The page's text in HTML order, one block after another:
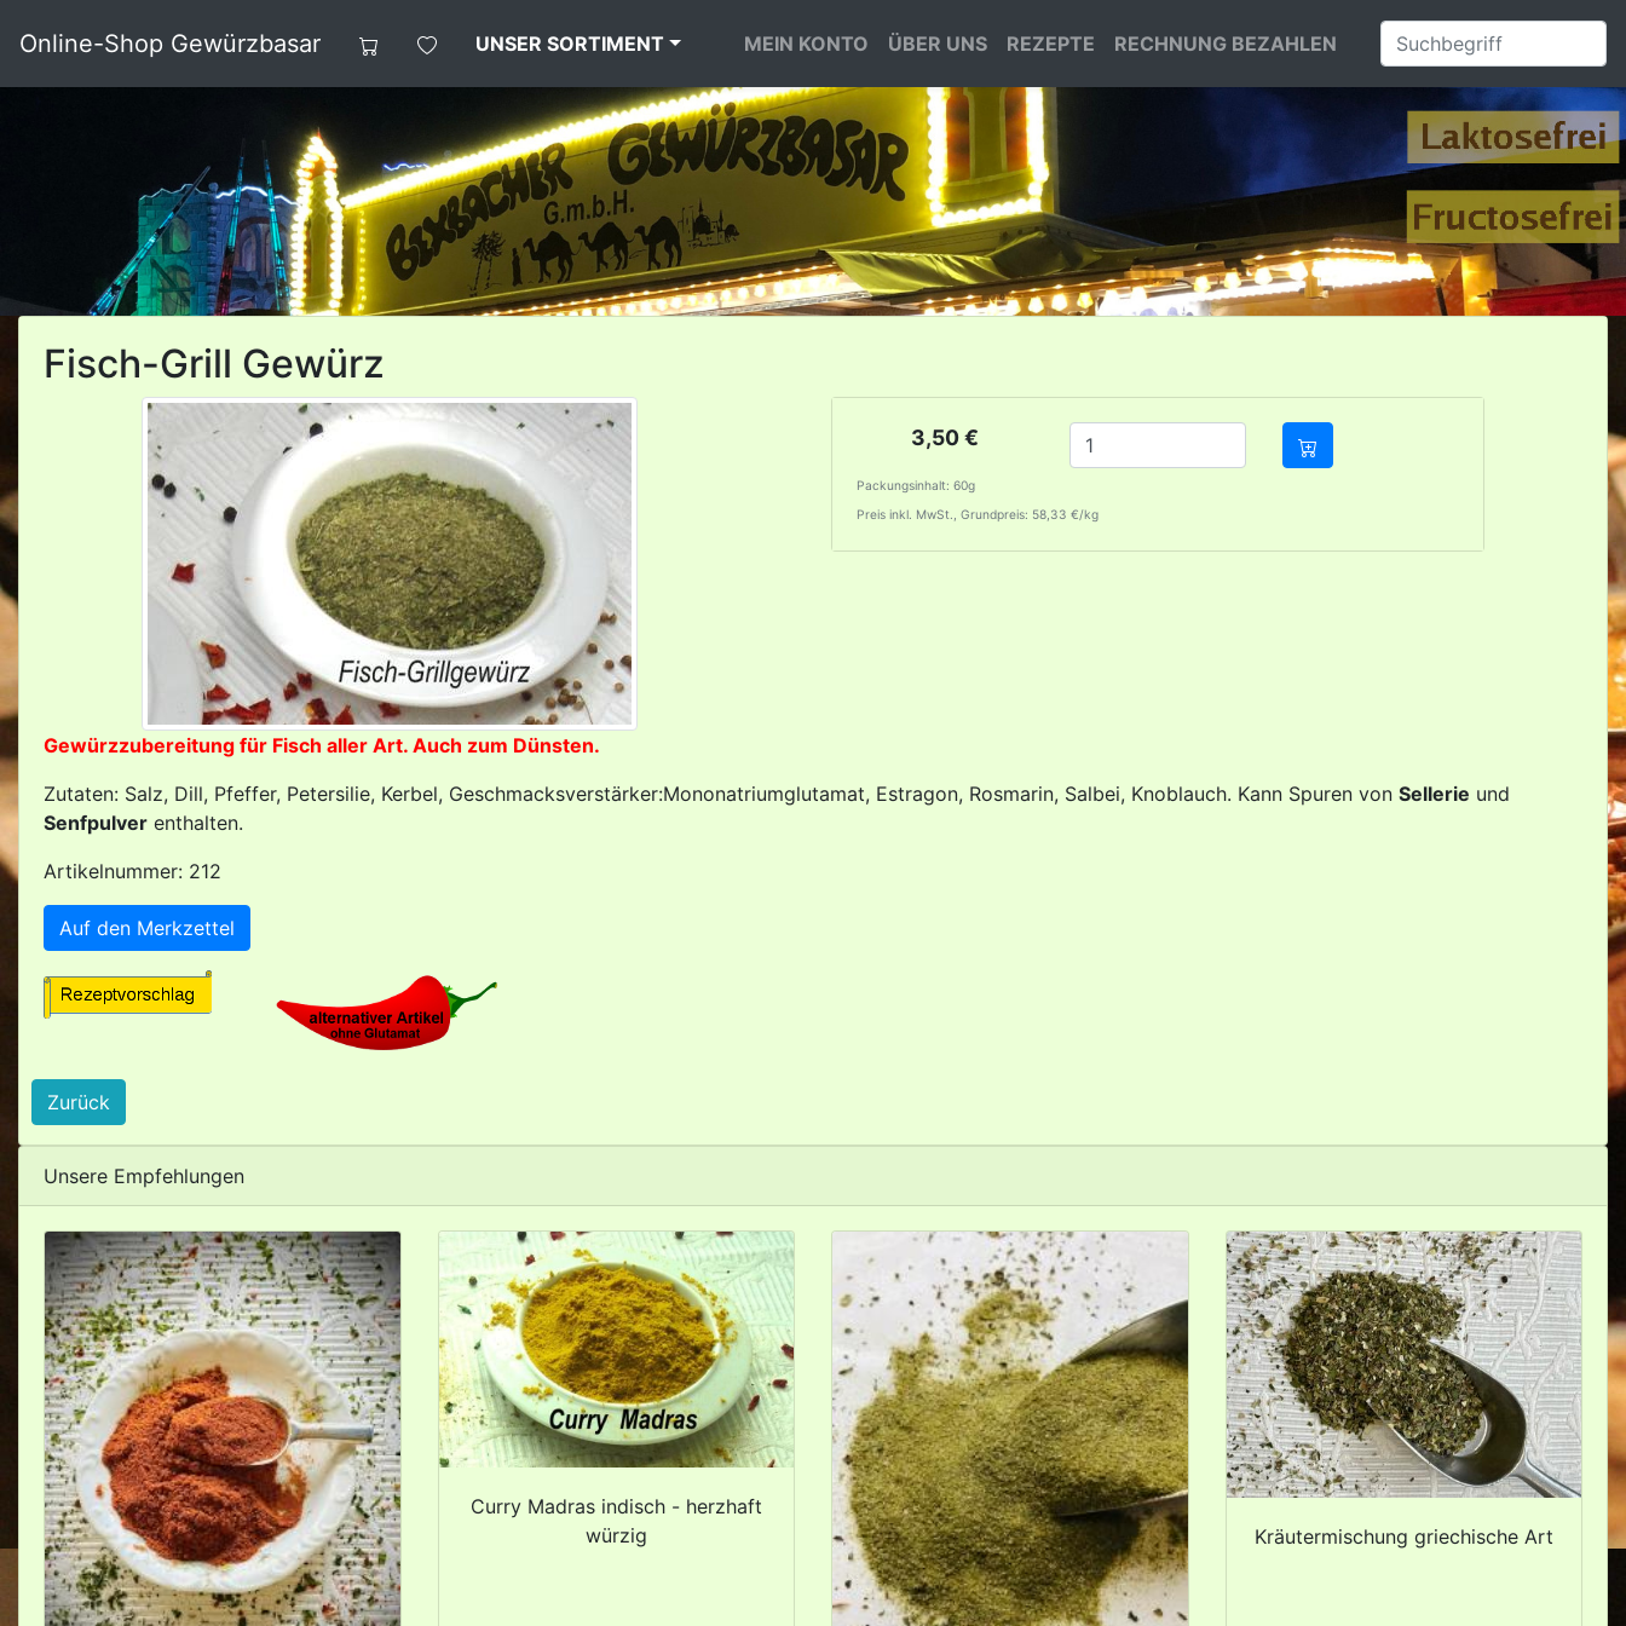
Online-Shop Gewürzbasar UNSER SORTIMENT MEIN KONTO ÜBER UNS REZEPTE RECHNUNG BEZAHLEN
Fisch-Grill Gewürz
3,50 €
Packungsinhalt: 60g
Preis inkl. MwSt., Grundpreis: 58,33 €/kg
Gewürzzubereitung für Fisch aller Art. Auch zum Dünsten.
Zutaten: Salz, Dill, Pfeffer, Petersilie, Kerbel, Geschmacksverstärker:Mononatriumglutamat, Estragon, Rosmarin, Salbei, Knoblauch. Kann Spuren von Sellerie und
Senfpulver enthalten.
Artikelnummer: 212
Auf den Merkzettel
Zurück
Unsere Empfehlungen
Curry Madras indisch - herzhaft
würzig
Kräutermischung griechische Art